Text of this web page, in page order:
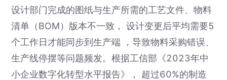
设计部门完成的图纸与生产所需的工艺文件、物料
清单（BOM）版本不一致， 设计变更后平均需要5
个工作日才能同步到生产端 ，导致物料采购错误、
生产线停摆等问题频发。根据工信部《2023年中
小企业数字化转型水平报告》， 超过60%的制造